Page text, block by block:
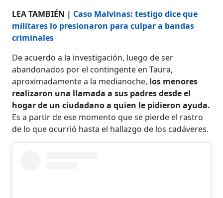
LEA TAMBIÉN | Caso Malvinas: testigo dice que
militares lo presionaron para culpar a bandas
criminales
De acuerdo a la investigación, luego de ser
abandonados por el contingente en Taura,
aproximadamente a la medianoche, los menores
realizaron una llamada a sus padres desde el
hogar de un ciudadano a quien le pidieron ayuda.
Es a partir de ese momento que se pierde el rastro
de lo que ocurrió hasta el hallazgo de los cadáveres.